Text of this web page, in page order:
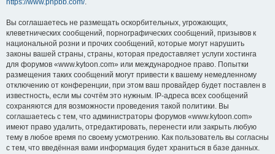
https://www.phpbb.com/.
Вы соглашаетесь не размещать оскорбительных, угрожающих,
клеветнических сообщений, порнографических сообщений, призывов к
национальной розни и прочих сообщений, которые могут нарушить
законы вашей страны, страны, которая предоставляет услуги хостинга
для форумов «www.kytoon.com» или международное право. Попытки
размещения таких сообщений могут привести к вашему немедленному
отключению от конференции, при этом ваш провайдер будет поставлен в
известность, если мы сочтём это нужным. IP-адреса всех сообщений
сохраняются для возможности проведения такой политики. Вы
соглашаетесь с тем, что администраторы форумов «www.kytoon.com»
имеют право удалить, отредактировать, перенести или закрыть любую
тему в любое время по своему усмотрению. Как пользователь вы согласны
с тем, что введённая вами информация будет храниться в базе данных.